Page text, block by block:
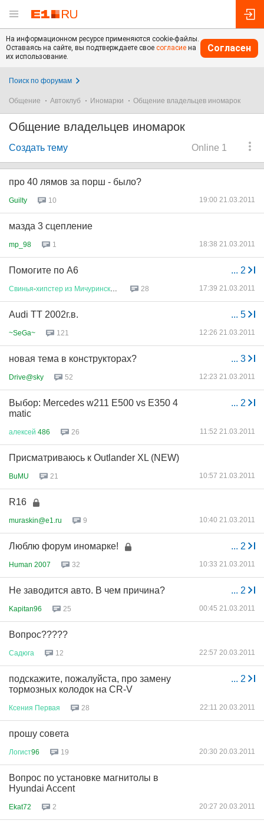
На информационном ресурсе применяются cookie-файлы.
Оставаясь на сайте, вы подтверждаете свое согласие на
их использование.
Согласен
Поиск по форумам
Общение Автоклуб Иномарки Общение владельцев иномарок
Общение владельцев иномарок
Online 1
Создать тему
про 40 лямов за порш - было?
Guilty 10 19:00 21.03.2011
мазда 3 сцепление
mp_98 1 18:38 21.03.2011
... 2
Помогите по А6
Свинья-хипстер из Мичуринского 28 17:39 21.03.2011
... 5
Audi TT 2002г.в.
~SeGa~ 121 12:26 21.03.2011
... 3
новая тема в конструкторах?
Drive@sky 52 12:23 21.03.2011
... 2
Выбор: Mercedes w211 E500 vs E350 4
matic
алексей 486 26 11:52 21.03.2011
Присматриваюсь к Outlander XL (NEW)
BuMU 21 10:57 21.03.2011
R16
muraskin@e1.ru 9 10:40 21.03.2011
... 2
Люблю форум иномарке!
Human 2007 32 10:33 21.03.2011
... 2
Не заводится авто. В чем причина?
Kapitan96 25 00:45 21.03.2011
Вопрос?????
Садюга 12 22:57 20.03.2011
... 2
подскажите, пожалуйста, про замену
тормозных колодок на CR-V
Ксения Первая 28 22:11 20.03.2011
прошу совета
Логист96 19 20:30 20.03.2011
Вопрос по установке магнитолы в
Hyundai Accent
Ekat72 2 20:27 20.03.2011